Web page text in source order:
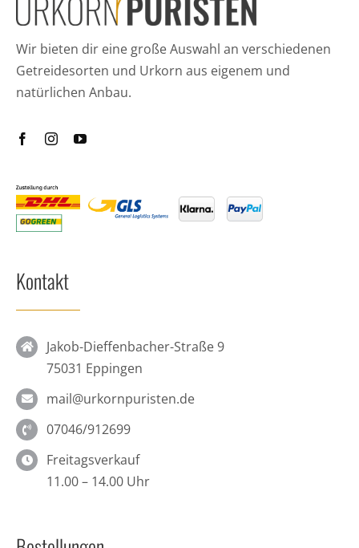
Wir bieten dir eine große Auswahl an verschiedenen
Getreidesorten und Urkorn aus eigenem und
natürlichen Anbau.
Kontakt
Jakob-Dieffenbacher-Straße 9
75031 Eppingen
mail@urkornpuristen.de
07046/912699
Freitagsverkauf
11.00 – 14.00 Uhr